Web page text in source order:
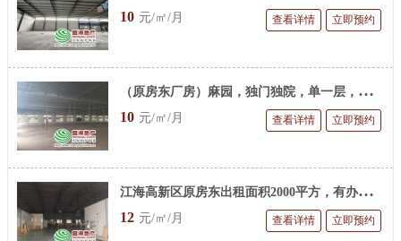
10 元/㎡/月 立即预约
查看详情
（
原房东厂房）麻园，独门独院，单一层，可分租，1800平方
10 元/㎡/月 立即预约
查看详情
江
海高新区原房东出租面积2000平方，有办公室装修，水电到车间，邻近大马路
12 元/㎡/月 立即预约
查看详情